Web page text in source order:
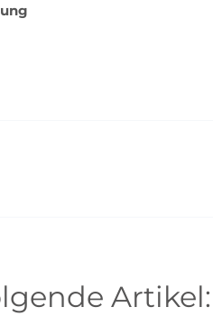
Artikel: